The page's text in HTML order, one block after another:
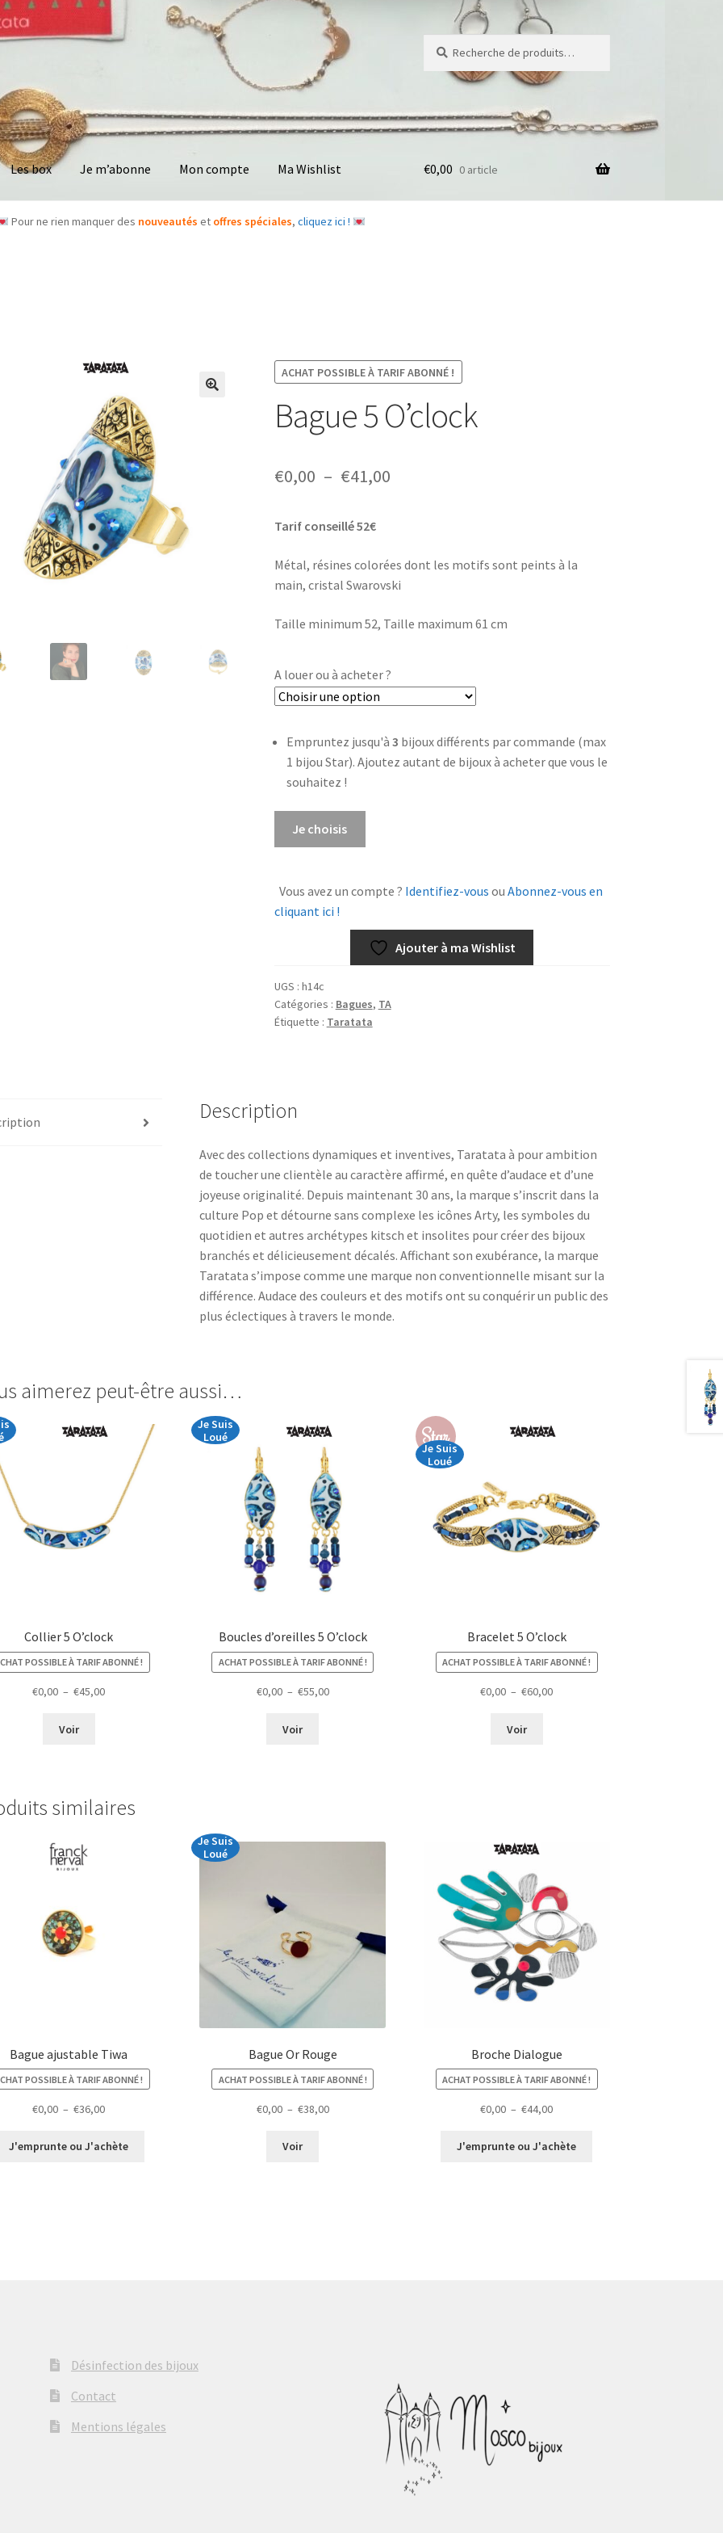
pour :
Les box Je m’abonne Mon compte Ma Wishlist €0,00 0 article
Pour ne rien manquer des nouveautés et offres spéciales, cliquez ici !
ACHAT POSSIBLE À TARIF ABONNÉ !
Bague 5 O’clock
€0,00 – €41,00Plage
€0,00
à
€41,00
Tarif conseillé 52€
Métal, résines colorées dont les motifs sont peints à la
main, cristal Swarovski
Taille minimum 52, Taille maximum 61 cm
A louer ou à acheter ?
Empruntez jusqu'à 3 bijoux différents par commande (max
1 bijou Star). Ajoutez autant de bijoux à acheter que vous le
souhaitez !
O'clock
Je choisis
Vous avez un compte ? Identifiez-vous ou Abonnez-vous en
cliquant ici !
Ajouter à ma Wishlist
UGS : h14c
Catégories : Bagues, TA
Étiquette : Taratata
Description
Avec des collections dynamiques et inventives, Taratata à pour ambition
de toucher une clientèle au caractère affirmé, en quête d’audace et d’une
joyeuse originalité. Depuis maintenant 30 ans, la marque s’inscrit dans la
culture Pop et détourne sans complexe les icônes Arty, les symboles du
quotidien et autres archétypes kitsch et insolites pour créer des bijoux
branchés et délicieusement décalés. Affichant son exubérance, la marque
Taratata s’impose comme une marque non conventionnelle misant sur la
différence. Audace des couleurs et des motifs ont su conquérir un public des
plus éclectiques à travers le monde.
aimerez peut-être aussi…
Collier 5 O’clock
POSSIBLE À TARIF ABONNÉ !
€0,00 – €45,00Plage
Voir
Je Suis
Loué
Boucles d’oreilles 5 O’clock
ACHAT POSSIBLE À TARIF ABONNÉ !
€0,00 – €55,00Plage
Voir
Star
Je Suis
Loué
Bracelet 5 O’clock
ACHAT POSSIBLE À TARIF ABONNÉ !
€0,00 – €60,00Plage
Voir
similaires
Bague ajustable Tiwa
POSSIBLE À TARIF ABONNÉ !
€0,00 – €36,00Plage
prix :
J'emprunte ou J'achète
Je Suis
Loué
Bague Or Rouge
ACHAT POSSIBLE À TARIF ABONNÉ !
€0,00 – €38,00Plage
Voir
Broche Dialogue
ACHAT POSSIBLE À TARIF ABONNÉ !
€0,00 – €44,00Plage
prix :
J'emprunte ou J'achète
Désinfection des bijoux
Contact
Mentions légales